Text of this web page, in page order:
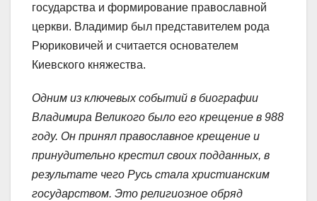
государства и формирование православной
церкви. Владимир был представителем рода
Рюриковичей и считается основателем
Киевского княжества.
Одним из ключевых событий в биографии
Владимира Великого было его крещение в 988
году. Он принял православное крещение и
принудительно крестил своих подданных, в
результате чего Русь стала христианским
государством. Это религиозное обряд